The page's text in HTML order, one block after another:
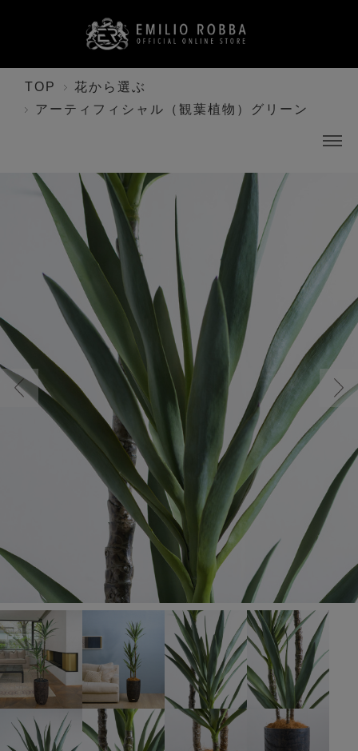
TOP
花から選ぶ
アーティフィシャル（観葉植物）グリーン